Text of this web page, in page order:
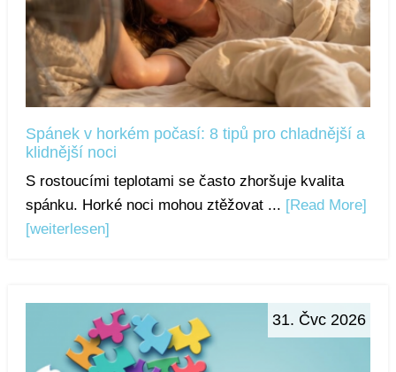
Spánek v horkém počasí: 8 tipů pro chladnější a
klidnější noci
S rostoucími teplotami se často zhoršuje kvalita
spánku. Horké noci mohou ztěžovat ... [Read More]
[weiterlesen]
31. Čvc 2026